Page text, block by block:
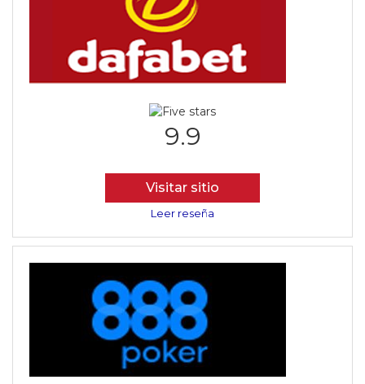
9.9
Visitar sitio
Leer reseña